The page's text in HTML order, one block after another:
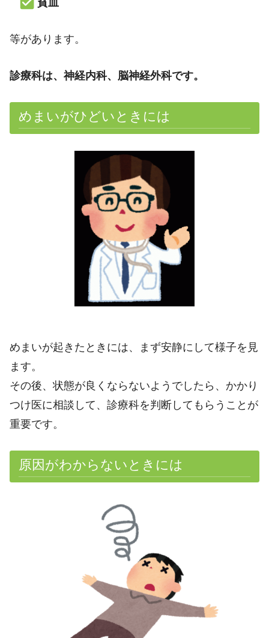
等があります。
診療科は、神経内科、脳神経外科です。
めまいがひどいときには
めまいが起きたときには、まず安静にして様子を見
ます。
その後、状態が良くならないようでしたら、かかり
つけ医に相談して、診療科を判断してもらうことが
重要です。
原因がわからないときには